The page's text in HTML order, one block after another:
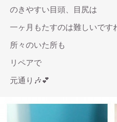
のきやすい目頭、目尻は
一ヶ月もたすのは難しいです
所々のいた所も
リペアで
元通り🎶💕